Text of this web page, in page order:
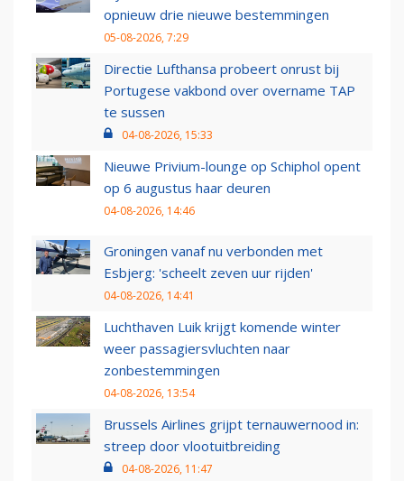
opnieuw drie nieuwe bestemmingen
05-08-2026, 7:29
Directie Lufthansa probeert onrust bij
Portugese vakbond over overname TAP
te sussen
04-08-2026, 15:33
Nieuwe Privium-lounge op Schiphol opent
op 6 augustus haar deuren
04-08-2026, 14:46
Groningen vanaf nu verbonden met
Esbjerg: 'scheelt zeven uur rijden'
04-08-2026, 14:41
Luchthaven Luik krijgt komende winter
weer passagiersvluchten naar
zonbestemmingen
04-08-2026, 13:54
Brussels Airlines grijpt ternauwernood in:
streep door vlootuitbreiding
04-08-2026, 11:47